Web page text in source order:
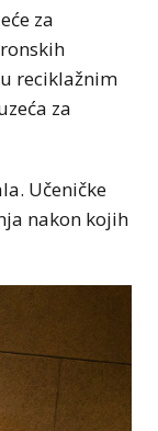
za
reciklažnim
za
Učeničke
nakon kojih